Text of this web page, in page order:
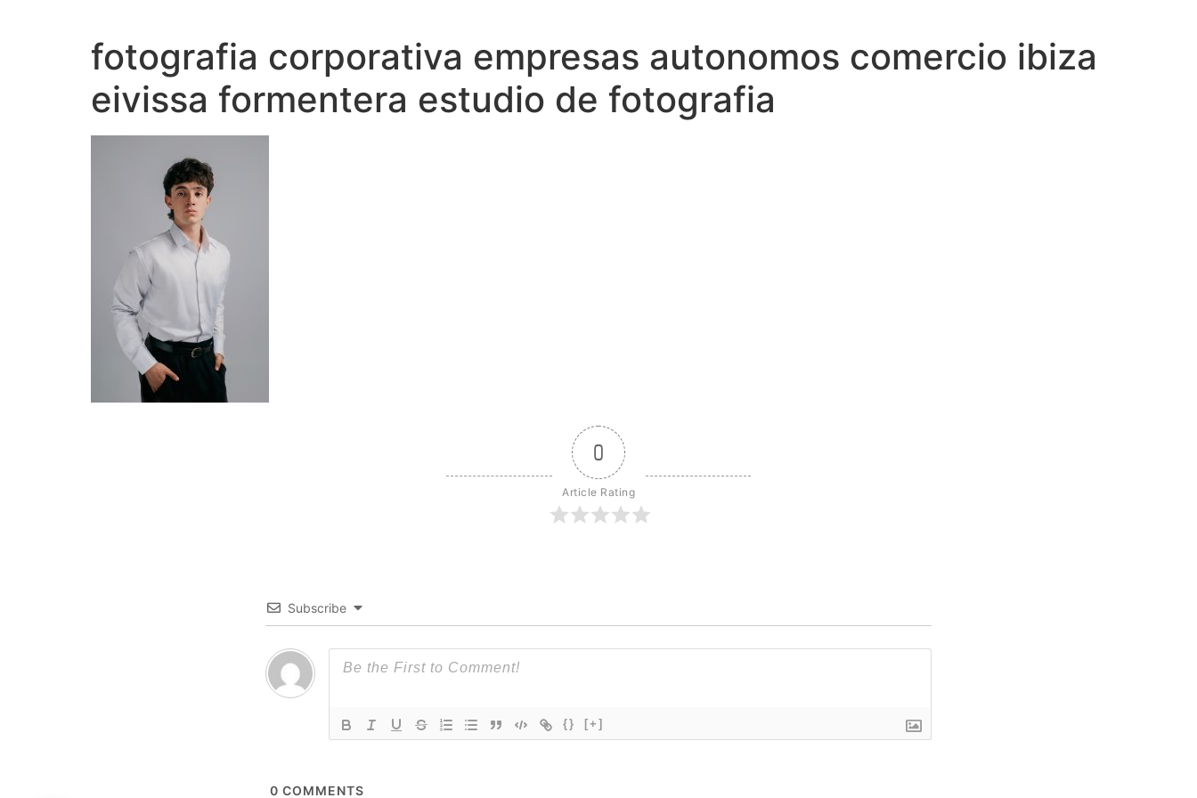
fotografia corporativa empresas autonomos comercio ibiza
eivissa formentera estudio de fotografia
0
Article Rating
Subscribe
{} [+]
0 COMMENTS